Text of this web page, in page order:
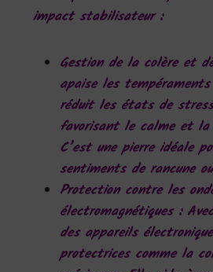
impact stabilisateur :
Gestion de la colère et
apaise les
réduit les états de
favorisant le calme et
C’est une pierre idéale
sentiments de rancune
Protection contre les
électromagnétiques:
des appareils
protectrices comme la